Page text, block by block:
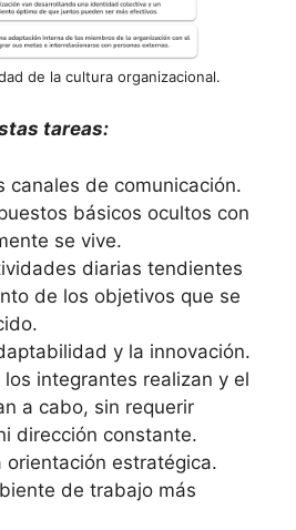
de la cultura organizacional.
tareas:
canales de comunicación.
básicos ocultos con
se vive.
diarias tendientes
de los objetivos que se
y la innovación.
los integrantes realizan y el
a cabo, sin requerir
dirección constante.
orientación estratégica.
de trabajo más